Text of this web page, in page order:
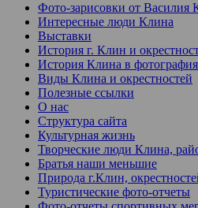
Фото-зарисовки от Василия
Интересные люди Клина
Выставки
История г. Клин и
История Клина в
Виды Клина и окрестностей
Полезные ссылки
О нас
Структура сайта
Культурная жизнь
Творческие люди Клина,
Братья наши меньшие
Природа г.Клин,
Туристические фото-отчеты